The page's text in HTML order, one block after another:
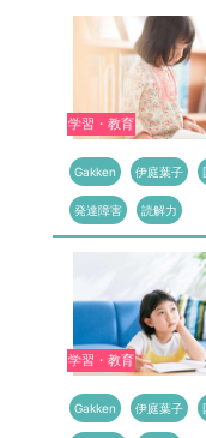
学習・教育
Gakken 伊庭葉子
発達障害 読解力
学習・教育
Gakken 伊庭葉子